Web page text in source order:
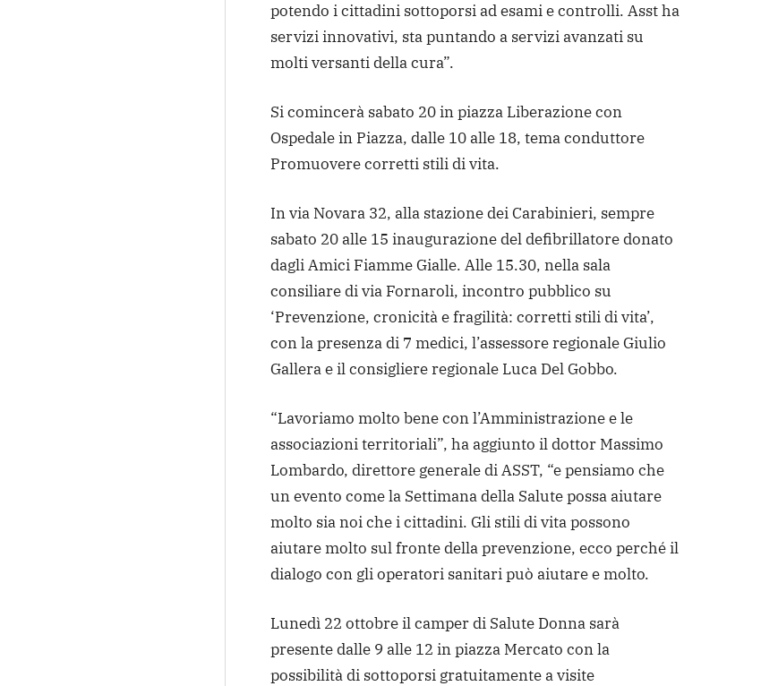
potendo i cittadini sottoporsi ad esami e controlli. Asst ha
servizi innovativi, sta puntando a servizi avanzati su
molti versanti della cura”.
Si comincerà sabato 20 in piazza Liberazione con
Ospedale in Piazza, dalle 10 alle 18, tema conduttore
Promuovere corretti stili di vita.
In via Novara 32, alla stazione dei Carabinieri, sempre
sabato 20 alle 15 inaugurazione del defibrillatore donato
dagli Amici Fiamme Gialle. Alle 15.30, nella sala
consiliare di via Fornaroli, incontro pubblico su
‘Prevenzione, cronicità e fragilità: corretti stili di vita’,
con la presenza di 7 medici, l’assessore regionale Giulio
Gallera e il consigliere regionale Luca Del Gobbo.
“Lavoriamo molto bene con l’Amministrazione e le
associazioni territoriali”, ha aggiunto il dottor Massimo
Lombardo, direttore generale di ASST, “e pensiamo che
un evento come la Settimana della Salute possa aiutare
molto sia noi che i cittadini. Gli stili di vita possono
aiutare molto sul fronte della prevenzione, ecco perché il
dialogo con gli operatori sanitari può aiutare e molto.
Lunedì 22 ottobre il camper di Salute Donna sarà
presente dalle 9 alle 12 in piazza Mercato con la
possibilità di sottoporsi gratuitamente a visite